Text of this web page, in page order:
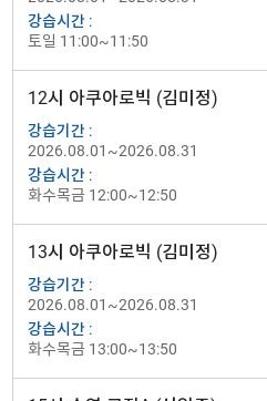
강습시간 :
토일 11:00~11:50
12시 아쿠아로빅 (김미정)
강습기간 :
2026.08.01~2026.08.31
강습시간 :
화수목금 12:00~12:50
13시 아쿠아로빅 (김미정)
강습기간 :
2026.08.01~2026.08.31
강습시간 :
화수목금 13:00~13:50